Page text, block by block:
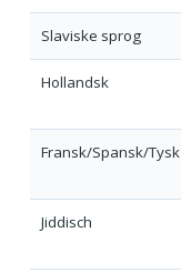
Slaviske sprog
Hollandsk
Fransk/Spansk/Tysk
Jiddisch